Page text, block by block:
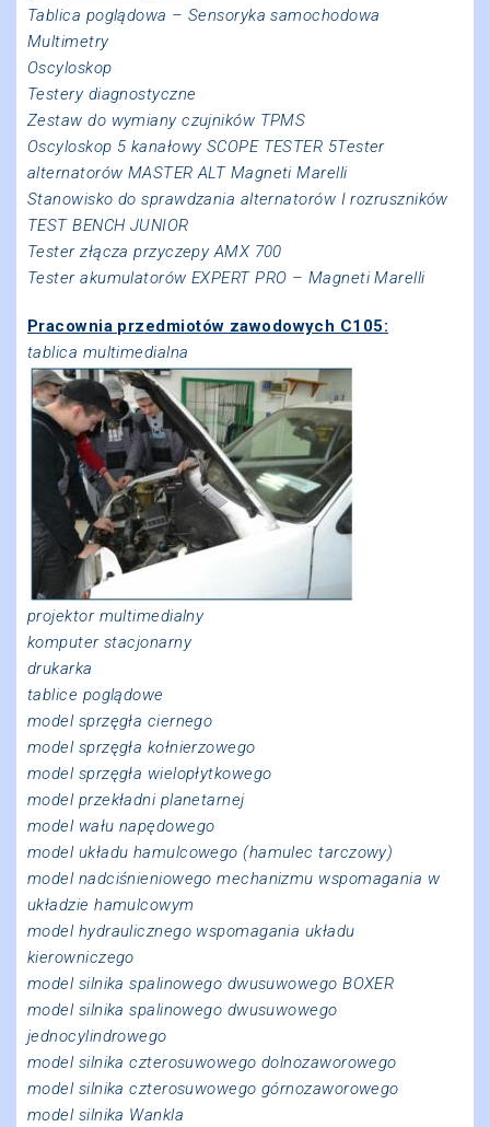
Tablica poglądowa – Sensoryka samochodowa
Multimetry
Oscyloskop
Testery diagnostyczne
Zestaw do wymiany czujników TPMS
Oscyloskop 5 kanałowy SCOPE TESTER 5Tester
alternatorów MASTER ALT Magneti Marelli
Stanowisko do sprawdzania alternatorów I rozruszników
TEST BENCH JUNIOR
Tester złącza przyczepy AMX 700
Tester akumulatorów EXPERT PRO – Magneti Marelli
Pracownia przedmiotów zawodowych C105:
tablica multimedialna
projektor multimedialny
komputer stacjonarny
drukarka
tablice poglądowe
model sprzęgła ciernego
model sprzęgła kołnierzowego
model sprzęgła wielopłytkowego
model przekładni planetarnej
model wału napędowego
model układu hamulcowego (hamulec tarczowy)
model nadciśnieniowego mechanizmu wspomagania w
układzie hamulcowym
model hydraulicznego wspomagania układu
kierowniczego
model silnika spalinowego dwusuwowego BOXER
model silnika spalinowego dwusuwowego
jednocylindrowego
model silnika czterosuwowego dolnozaworowego
model silnika czterosuwowego górnozaworowego
model silnika Wankla